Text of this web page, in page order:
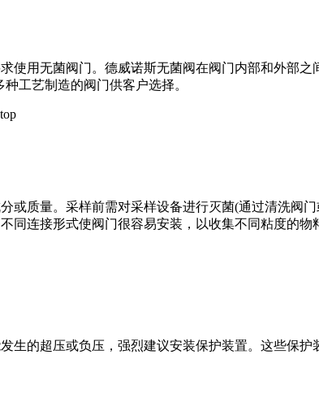
使用无菌阀门。德威诺斯无菌阀在阀门内部和外部
工艺制造的阀门供客户选择。
或质量。采样前需对采样设备进行灭菌(通过清洗阀
同连接形式使阀门很容易安装，以收集不同粘度的物
生的超压或负压，强烈建议安装保护装置。这些保护